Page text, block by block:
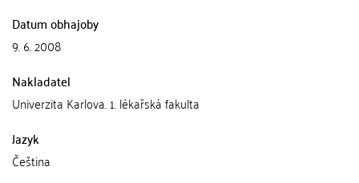
Datum obhajoby
9. 6. 2008
Nakladatel
Univerzita Karlova. 1. lékařská fakulta
Jazyk
Čeština